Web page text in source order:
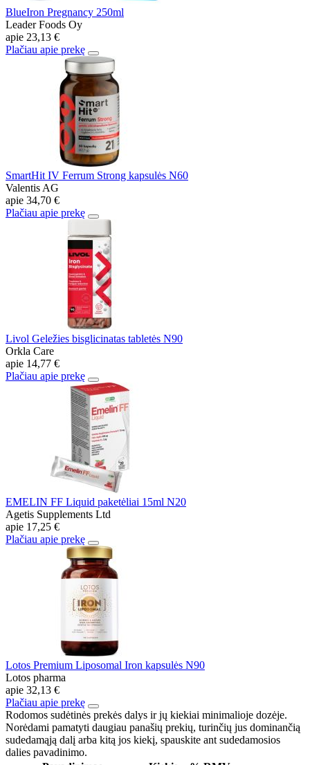
BlueIron Pregnancy 250ml
Leader Foods Oy
apie 23,13 €
Plačiau apie prekę
SmartHit IV Ferrum Strong kapsulės N60
Valentis AG
apie 34,70 €
Plačiau apie prekę
Livol Geležies bisglicinatas tabletės N90
Orkla Care
apie 14,77 €
Plačiau apie prekę
EMELIN FF Liquid paketėliai 15ml N20
Agetis Supplements Ltd
apie 17,25 €
Plačiau apie prekę
Lotos Premium Liposomal Iron kapsulės N90
Lotos pharma
apie 32,13 €
Plačiau apie prekę
Rodomos sudėtinės prekės dalys ir jų kiekiai minimalioje dozėje.
Norėdami pamatyti daugiau panašių prekių, turinčių jus dominančią
sudedamąją dalį arba kitą jos kiekį, spauskite ant sudedamosios
dalies pavadinimo.